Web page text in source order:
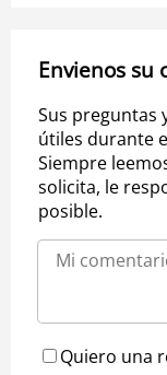
Envienos su
Sus preguntas
útiles durante
Siempre
solicita, le
posible.
Quiero una